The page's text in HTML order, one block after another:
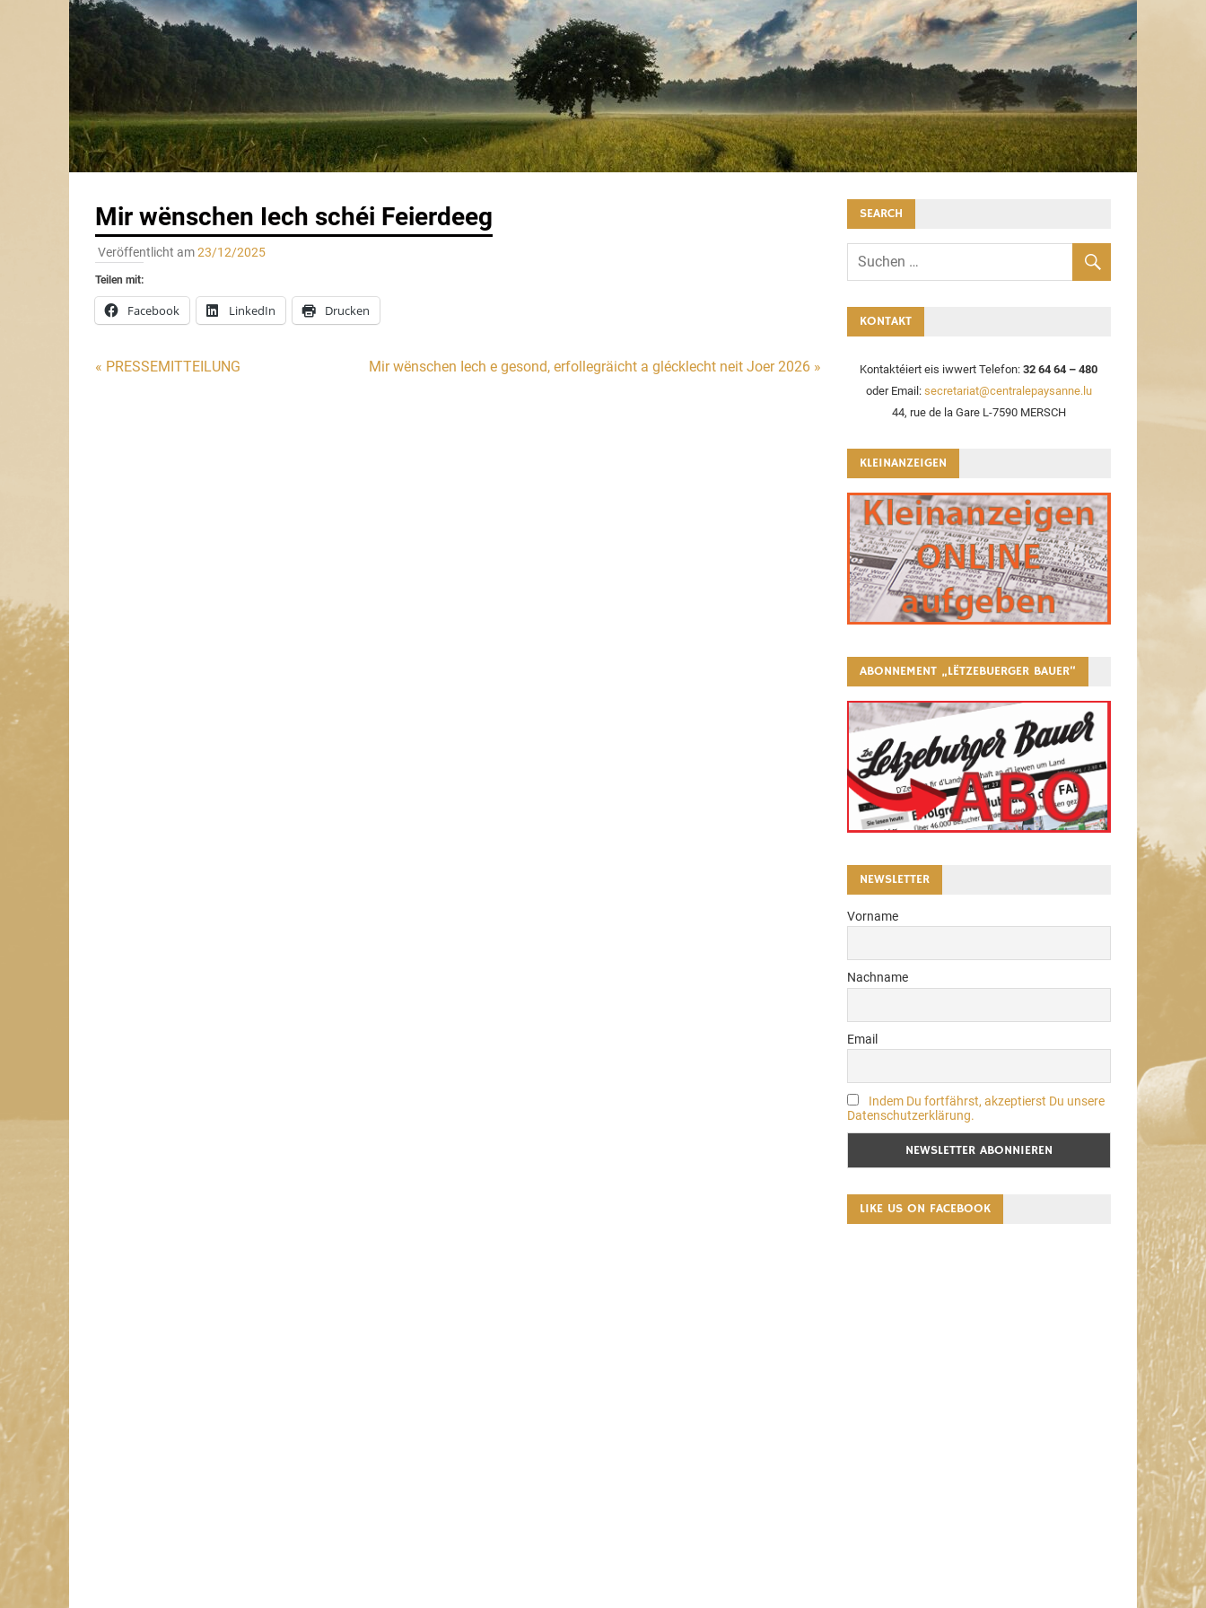
Mir wënschen Iech schéi Feierdeeg
Veröffentlicht am23/12/2025
Teilen mit:
Facebook LinkedIn Drucken
Beitragsnavigation
« PRESSEMITTEILUNG Mir wënschen Iech e gesond, erfollegräicht a glécklecht neit Joer 2026 »
SEARCH
KONTAKT
Kontaktéiert eis iwwert Telefon:32 64 64 – 480
oder Email: secretariat@centralepaysanne.lu
44, rue de la Gare L-7590 MERSCH
KLEINANZEIGEN
ABONNEMENT „LËTZEBUERGER BAUER“
NEWSLETTER
Vorname
Nachname
Email
Indem Du fortfährst, akzeptierst Du unsere
Datenschutzerklärung.
LIKE US ON FACEBOOK